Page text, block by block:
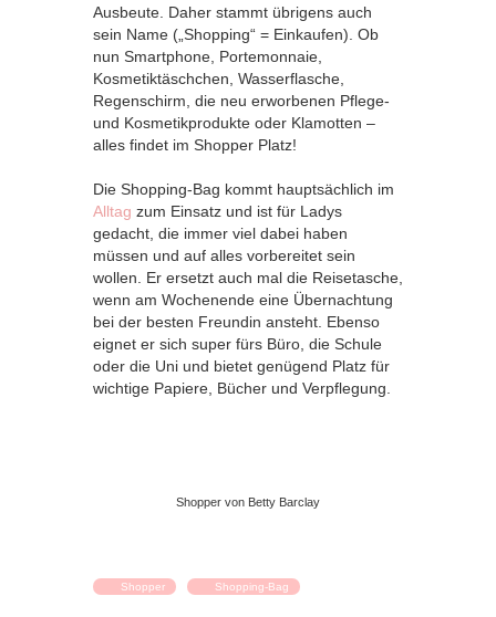
Ausbeute. Daher stammt übrigens auch
sein Name („Shopping“ = Einkaufen). Ob
nun Smartphone, Portemonnaie,
Kosmetiktäschchen, Wasserflasche,
Regenschirm, die neu erworbenen Pflege-
und Kosmetikprodukte oder Klamotten –
alles findet im Shopper Platz!
Die Shopping-Bag kommt hauptsächlich im
Alltag zum Einsatz und ist für Ladys
gedacht, die immer viel dabei haben
müssen und auf alles vorbereitet sein
wollen. Er ersetzt auch mal die Reisetasche,
wenn am Wochenende eine Übernachtung
bei der besten Freundin ansteht. Ebenso
eignet er sich super fürs Büro, die Schule
oder die Uni und bietet genügend Platz für
wichtige Papiere, Bücher und Verpflegung.
Shopper von Betty Barclay
Shopper Shopping-Bag